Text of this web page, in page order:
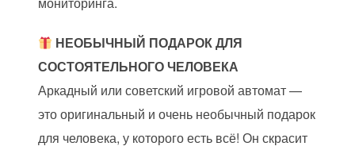
НЕОБЫЧНЫЙ ПОДАРОКДЛЯ
СОСТОЯТЕЛЬНОГО ЧЕЛОВЕКА
Аркадный или советский игровой автомат —
это оригинальный и очень необычный подарок
для человека, у которого есть всё! Он скрасит